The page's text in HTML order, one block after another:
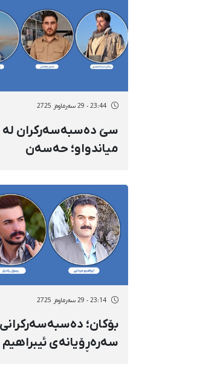
سەیدمەحموودیان
23:44 - 29 سەرماوەز 2725
سێ دەسبەسەرکران لە
میاندواو؛ حەسەن
ئەحمەدزادە و سالار
ئوستادئەحمەدی
23:14 - 29 سەرماوەز 2725
بۆکان؛ دەسبەسەرکرانی
سەرەڕۆیانەی ئیبراهیم